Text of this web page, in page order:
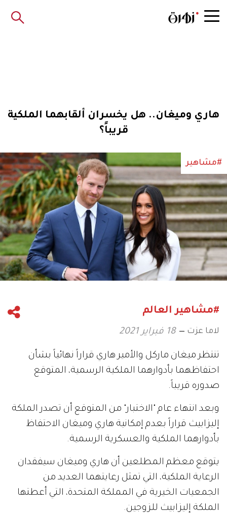
هاري وميغان.. هل يخسران ألقابهما الملكية
قريباً؟
#مشاهير
#مشاهير العالم
لاما عزت 18 فبراير 2021
تنتظر ميغان ماركل والأمير هاري قراراً نهائياً بشأن
احتفاظهما بأدوارهما الملكية الرسمية، المتوقع
صدوره قريباً.
وبعد انتهاء عام "الاختبار" من المتوقع أن تصدر الملكة
إليزابيث قراراً بعدم إمكانية هاري وميغان الاحتفاظ
بأدوارهما الملكية والعسكرية الرسمية.
يتوقع معظم المطلعين أن هاري وميغان سيفقدان
الرعاية الملكية، التي تمثل رعايتهما العديد من
الجمعيات الخيرية في المملكة المتحدة، التي أعطتها
الملكة إليزابيث للزوجين.